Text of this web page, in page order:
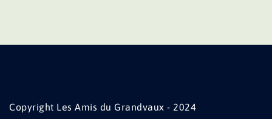
Copyright Les Amis du Grandvaux - 2024